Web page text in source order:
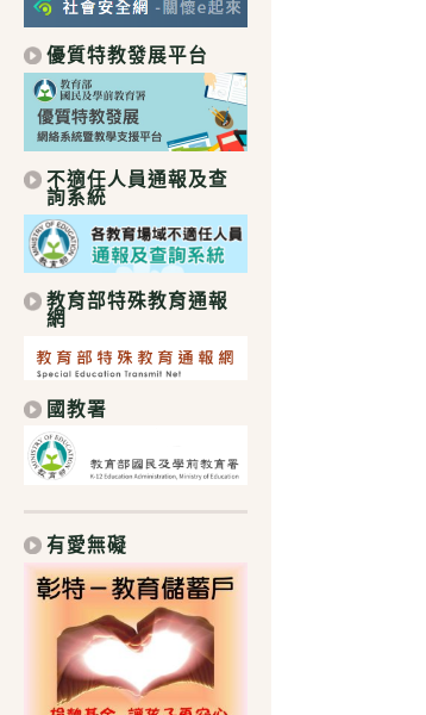
優質特教發展平台
不適任人員通報及查
詢系統
教育部特殊教育通報
網
國教署
有愛無礙